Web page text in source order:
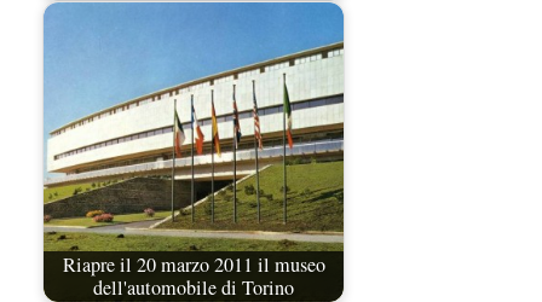
Riapre il 20 marzo 2011 il museo
dell'automobile di Torino